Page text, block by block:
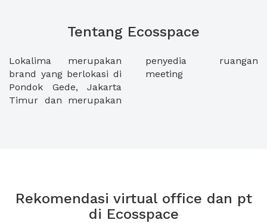
Tentang Ecosspace
Lokalima merupakan
brand yang berlokasi di
Pondok Gede, Jakarta
Timur dan merupakan
penyedia ruangan
meeting
Rekomendasi virtual office dan pt
di Ecosspace